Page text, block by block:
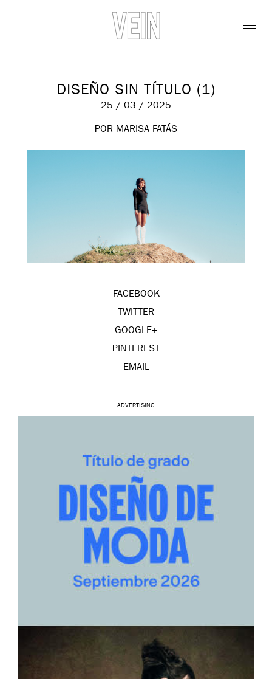
DISEÑO SIN TÍTULO (1)
25 / 03 / 2025
POR MARISA FATÁS
FACEBOOK
TWITTER
GOOGLE+
PINTEREST
EMAIL
ADVERTISING